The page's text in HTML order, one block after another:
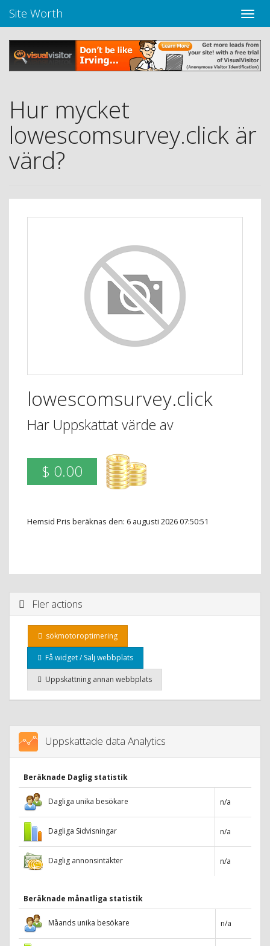
Toggle
Site Worth
Hur mycket
lowescomsurvey.click är
värd?
lowescomsurvey.click
Har Uppskattat värde av
$ 0.00
Hemsid Pris beräknas den: 6 augusti 2026 07:50:51
Fler actions
sökmotoroptimering
Få widget / Sälj webbplats
Uppskattning annan webbplats
Uppskattade data Analytics
Beräknade Daglig statistik
Dagliga unika besökare n/a
Dagliga Sidvisningar n/a
Daglig annonsintäkter n/a
Beräknade månatliga statistik
Måands unika besökare n/a